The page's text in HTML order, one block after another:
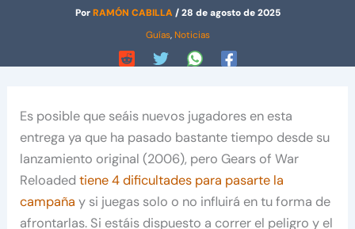
PorRAMÓN CABILLA/28 de agosto de 2025
Guías, Noticias
Es posible que seáis nuevos jugadores en esta
entrega ya que ha pasado bastante tiempo desde su
lanzamiento original (2006), pero Gears of War
Reloadedtiene 4 dificultades para pasarte la
campaña y si juegas solo o no influirá en tu forma de
afrontarlas. Si estáis dispuesto a correr el peligro y el